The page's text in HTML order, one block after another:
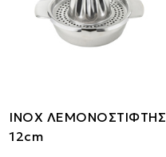
ΙΝΟΧ ΛΕΜΟΝΟΣΤΙΦΤΗΣ
12cm